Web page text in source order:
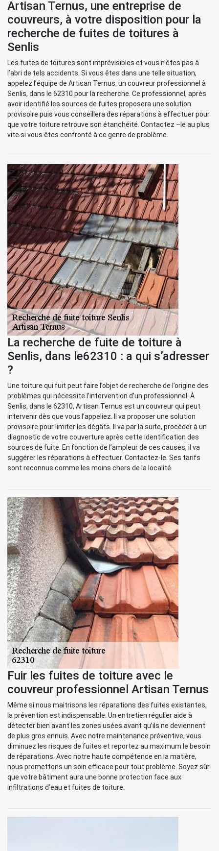
Artisan Ternus, une entreprise de
couvreurs, à votre disposition pour la
recherche de fuites de toitures à
Senlis
Les fuites de toitures sont imprévisibles et vous n’êtes pas à
l’abri de tels accidents. Si vous êtes dans une telle situation,
appelez l’équipe de Artisan Ternus, un couvreur professionnel à
Senlis, dans le 62310 pour la recherche. Ce professionnel, après
avoir identifié les sources de fuites proposera une solution
provisoire puis vous conseillera des réparations à effectuer pour
que votre toiture retrouve son étanchéité. Contactez –le au plus
vite si vous êtes confronté à ce genre de problème.
La recherche de fuite de toiture à
Senlis, dans le62310 : a qui s’adresser
?
Une toiture qui fuit peut faire l’objet de recherche de l’origine des
problèmes qui nécessite l’intervention d’un professionnel. À
Senlis, dans le 62310, Artisan Ternus est un couvreur qui peut
intervenir dès que vous l’appeliez. Il va proposer une solution
provisoire pour limiter les dégâts. Il va par la suite, procéder à un
diagnostic de votre couverture après cette identification des
sources de fuite. En fonction de l’ampleur de ces causes, il va
suggérer les réparations à effectuer. Contactez-le. Ses tarifs
sont reconnus comme les moins chers de la localité.
Fuir les fuites de toiture avec le
couvreur professionnel Artisan Ternus
Même si nous maitrisons les réparations des fuites existantes,
la prévention est indispensable. Un entretien régulier aide à
détecter bien avant les zones usées avant qu’ils ne deviennent
de plus gros ennuis. Avec notre maintenance préventive, vous
diminuez les risques de fuites et reportez au maximum le besoin
de réparations. Avec notre haute compétence en la matière,
nous promettons un soin efficace pour tout problème. Soyez sûr
que votre bâtiment aura une bonne protection face aux
infiltrations d’eau et fuites de toiture.